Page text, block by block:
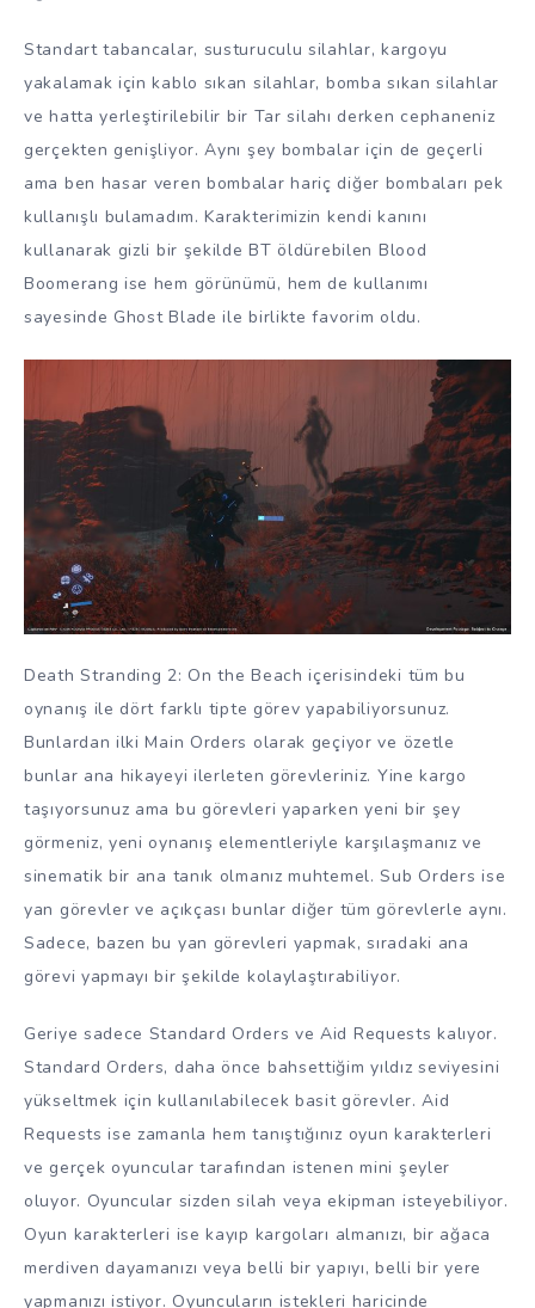
Standart tabancalar, susturuculu silahlar, kargoyu
yakalamak için kablo sıkan silahlar, bomba sıkan silahlar
ve hatta yerleştirilebilir bir Tar silahı derken cephaneniz
gerçekten genişliyor. Aynı şey bombalar için de geçerli
ama ben hasar veren bombalar hariç diğer bombaları pek
kullanışlı bulamadım. Karakterimizin kendi kanını
kullanarak gizli bir şekilde BT öldürebilen Blood
Boomerang ise hem görünümü, hem de kullanımı
sayesinde Ghost Blade ile birlikte favorim oldu.
Death Stranding 2: On the Beach içerisindeki tüm bu
oynanış ile dört farklı tipte görev yapabiliyorsunuz.
Bunlardan ilki Main Orders olarak geçiyor ve özetle
bunlar ana hikayeyi ilerleten görevleriniz. Yine kargo
taşıyorsunuz ama bu görevleri yaparken yeni bir şey
görmeniz, yeni oynanış elementleriyle karşılaşmanız ve
sinematik bir ana tanık olmanız muhtemel. Sub Orders ise
yan görevler ve açıkçası bunlar diğer tüm görevlerle aynı.
Sadece, bazen bu yan görevleri yapmak, sıradaki ana
görevi yapmayı bir şekilde kolaylaştırabiliyor.
Geriye sadece Standard Orders ve Aid Requests kalıyor.
Standard Orders, daha önce bahsettiğim yıldız seviyesini
yükseltmek için kullanılabilecek basit görevler. Aid
Requests ise zamanla hem tanıştığınız oyun karakterleri
ve gerçek oyuncular tarafından istenen mini şeyler
oluyor. Oyuncular sizden silah veya ekipman isteyebiliyor.
Oyun karakterleri ise kayıp kargoları almanızı, bir ağaca
merdiven dayamanızı veya belli bir yapıyı, belli bir yere
yapmanızı istiyor. Oyuncuların istekleri haricinde